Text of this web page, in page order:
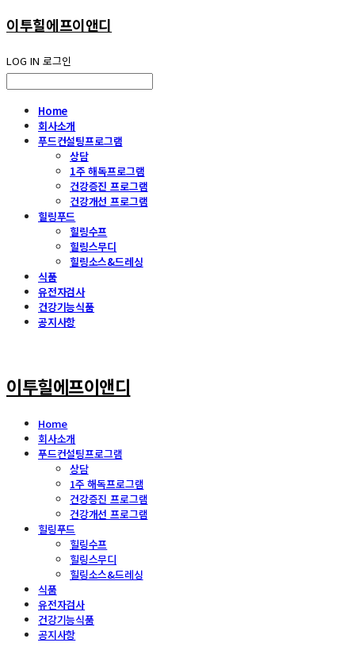
이투힐에프이앤디
LOG IN 로그인
Home
회사소개
푸드컨설팅프로그램
상담
1주 해독프로그램
건강증진 프로그램
건강개선 프로그램
힐링푸드
힐링수프
힐링스무디
힐링소스&드레싱
식품
유전자검사
건강기능식품
공지사항
이투힐에프이앤디
Home
회사소개
푸드컨설팅프로그램
상담
1주 해독프로그램
건강증진 프로그램
건강개선 프로그램
힐링푸드
힐링수프
힐링스무디
힐링소스&드레싱
식품
유전자검사
건강기능식품
공지사항